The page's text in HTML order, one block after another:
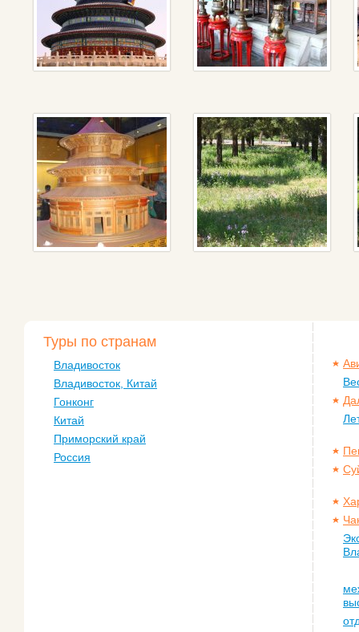
Туры по странам
Владивосток
Владивосток, Китай
Гонконг
Китай
Приморский край
Россия